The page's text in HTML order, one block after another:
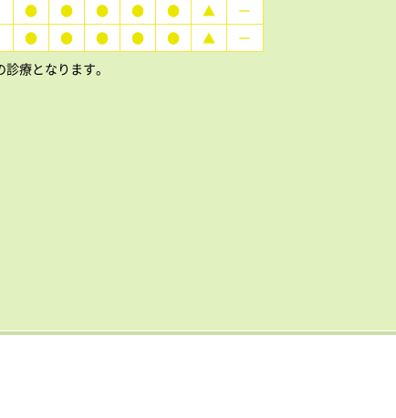
● ● ● ● ● ▲
ー
● ● ● ● ● ▲
ー
療となります。